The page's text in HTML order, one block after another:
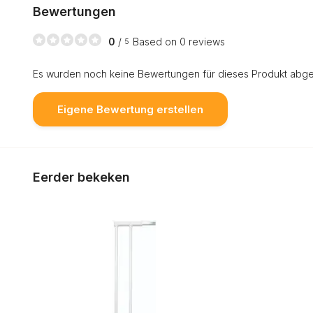
Bewertungen
0 / 5 Based on 0 reviews
Es wurden noch keine Bewertungen für dieses Produkt
Eigene Bewertung erstellen
Eerder bekeken